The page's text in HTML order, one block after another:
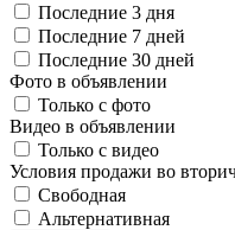
Последние 3 дня
Последние 7 дней
Последние 30 дней
Фото в объявлении
Только с фото
Видео в объявлении
Только с видео
Условия продажи во
Свободная
Альтернативная